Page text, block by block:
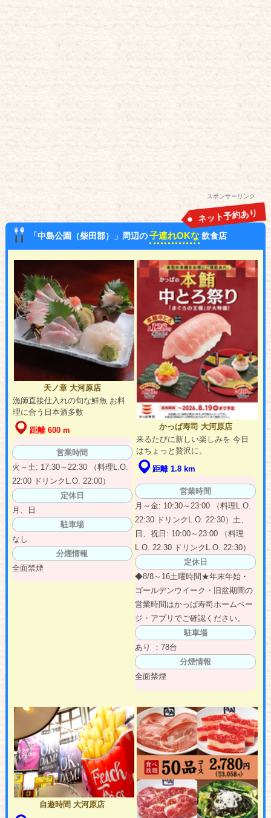
スポンサーリンク
「中島公園（柴田郡）」周辺の子連れOKな 飲食店
ネット予約あり
天ノ章 大河原店
漁師直接仕入れの旬な鮮魚 お料
理に合う日本酒多数
距離 600 m
営業時間
火～土: 17:30～22:30 （料理L.O.
22:00 ドリンクL.O. 22:00）
定休日
月、日
駐車場
なし
分煙情報
全面禁煙
かっぱ寿司 大河原店
来るたびに新しい楽しみを 今日
はちょっと贅沢に。
距離 1.8 km
営業時間
月～金: 10:30～23:00 （料理L.O.
22:30 ドリンクL.O. 22:30）土、
日、祝日: 10:00～23:00 （料理
L.O. 22:30 ドリンクL.O. 22:30）
定休日
◆8/8～16土曜時間★年末年始・
ゴールデンウイーク・旧盆期間の
営業時間はかっぱ寿司ホームペー
ジ・アプリでご確認ください。
駐車場
あり ：78台
分煙情報
全面禁煙
自遊時間 大河原店